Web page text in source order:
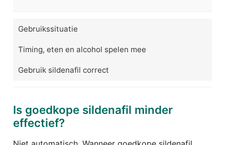
Gebruikssituatie
Timing, eten en alcohol spelen mee
Gebruik sildenafil correct
Is goedkope sildenafil minder
effectief?